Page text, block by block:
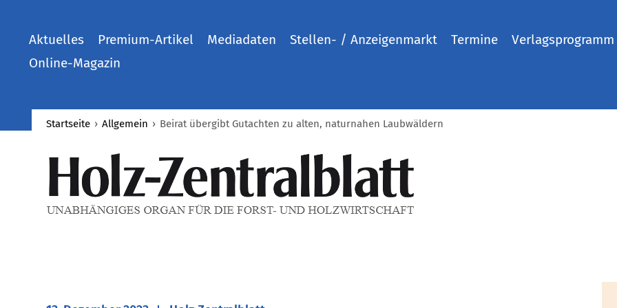
Aktuelles Premium-Artikel Mediadaten Stellen- / Anzeigenmarkt Termine
Verlagsprogramm
Online-Magazin
Startseite › Allgemein › Beirat übergibt Gutachten zu alten, naturnahen Laubwäldern